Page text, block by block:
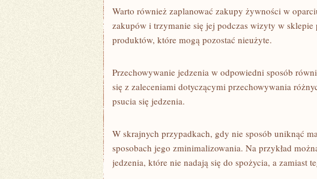
Warto również zaplanować zakupy żywności ‍w
zakupów‍ i trzymanie się jej podczas wizyty w
produktów, które mogą pozostać nieużyte.
Przechowywanie jedzenia w odpowiedni sposób
się z zaleceniami dotyczącymi ​przechowywania
psucia się jedzenia.
W skrajnych przypadkach, gdy ‌nie sposób uniknąć
sposobach jego zminimalizowania. Na przykład
jedzenia,‍ które‌ nie nadają się do spożycia,⁢ a zamiast‍